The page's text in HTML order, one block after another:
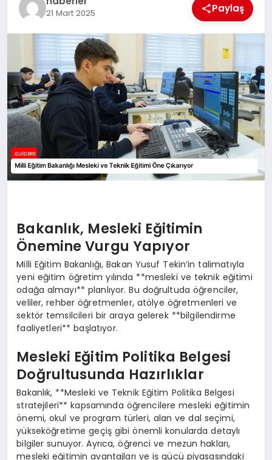
21 Mart 2025 Paylaş
Bakanlık, Mesleki Eğitimin
Önemine Vurgu Yapıyor
Milli Eğitim Bakanlığı, Bakan Yusuf Tekin’in talimatıyla
yeni eğitim öğretim yılında **mesleki ve teknik eğitimi
odağa almayı** planlıyor. Bu doğrultuda öğrenciler,
veliler, rehber öğretmenler, atölye öğretmenleri ve
sektör temsilcileri bir araya gelerek **bilgilendirme
faaliyetleri** başlatıyor.
Mesleki Eğitim Politika Belgesi
Doğrultusunda Hazırlıklar
Bakanlık, **Mesleki ve Teknik Eğitim Politika Belgesi
stratejileri** kapsamında öğrencilere mesleki eğitimin
önemi, okul ve program türleri, alan ve dal seçimi,
yükseköğretime geçiş gibi önemli konularda detaylı
bilgiler sunuyor. Ayrıca, öğrenci ve mezun hakları,
mesleki eğitimin avantajları ve iş gücü piyasasındaki